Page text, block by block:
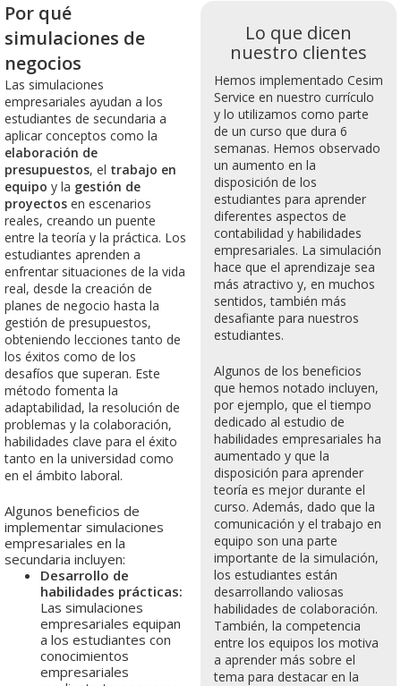
Lo que dicen
nuestro clientes
Hemos implementado Cesim
Service en nuestro currículo
y lo utilizamos como parte
de un curso que dura 6
semanas. Hemos observado
un aumento en la
disposición de los
estudiantes para aprender
diferentes aspectos de
contabilidad y habilidades
empresariales. La simulación
hace que el aprendizaje sea
más atractivo y, en muchos
sentidos, también más
desafiante para nuestros
estudiantes.
Algunos de los beneficios
que hemos notado incluyen,
por ejemplo, que el tiempo
dedicado al estudio de
habilidades empresariales ha
aumentado y que la
disposición para aprender
teoría es mejor durante el
curso. Además, dado que la
comunicación y el trabajo en
equipo son una parte
importante de la simulación,
los estudiantes están
desarrollando valiosas
habilidades de colaboración.
También, la competencia
entre los equipos los motiva
a aprender más sobre el
tema para destacar en la
Por qué
simulaciones de
negocios
Las simulaciones
empresariales ayudan a los
estudiantes de secundaria a
aplicar conceptos como la
elaboración de
presupuestos, el trabajo en
equipo y la gestión de
proyectos en escenarios
reales, creando un puente
entre la teoría y la práctica. Los
estudiantes aprenden a
enfrentar situaciones de la vida
real, desde la creación de
planes de negocio hasta la
gestión de presupuestos,
obteniendo lecciones tanto de
los éxitos como de los
desafíos que superan. Este
método fomenta la
adaptabilidad, la resolución de
problemas y la colaboración,
habilidades clave para el éxito
tanto en la universidad como
en el ámbito laboral.
Algunos beneficios de
implementar simulaciones
empresariales en la
secundaria incluyen:
Desarrollo de
habilidades prácticas:
Las simulaciones
empresariales equipan
a los estudiantes con
conocimientos
empresariales